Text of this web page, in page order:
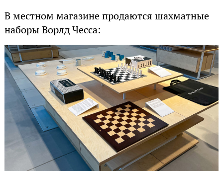
В местном магазине продаются шахматные
наборы Ворлд Чесса: